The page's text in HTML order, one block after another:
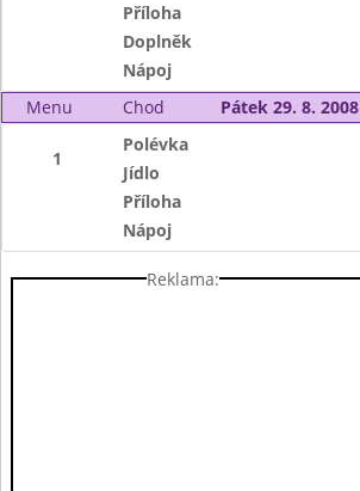
Příloha
Doplněk
Nápoj
Menu
Chod Pátek 29. 8. 2008
1
Polévka
Jídlo
Příloha
Nápoj
Reklama: